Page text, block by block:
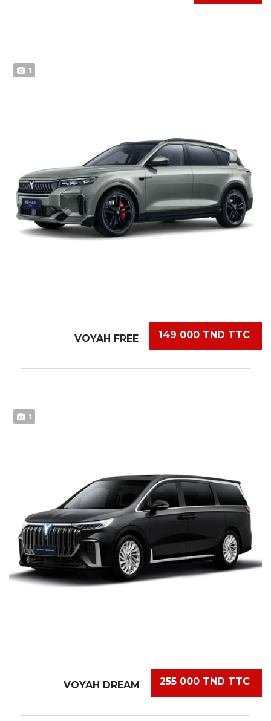
1
149 000 TND TTC
VOYAH FREE
1
255 000 TND TTC
VOYAH DREAM